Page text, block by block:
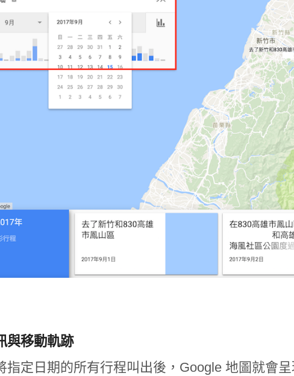
與移動軌跡
指定日期的所有行程叫出後，Google 地圖就會